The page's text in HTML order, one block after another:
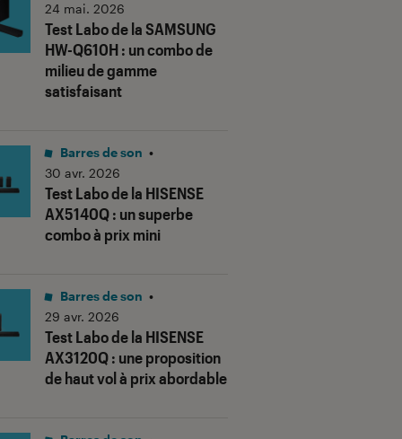
notes"
Test Labo de la SAMSUNG
HW-Q610H : un combo de
milieu de gamme
satisfaisant
24 mai. 2026
Test Labo de la HISENSE
AX5140Q : un superbe
combo à prix mini
Barres de son •
30 avr. 2026
Test Labo de la HISENSE
AX3120Q : une proposition
de haut vol à prix abordable
Barres de son •
29 avr. 2026